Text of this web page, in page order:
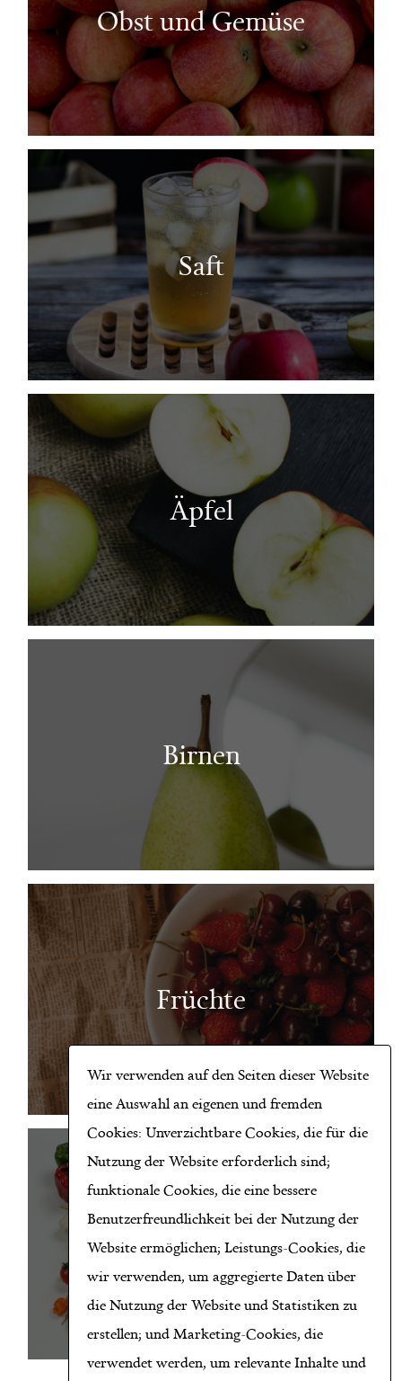
Obst und Gemüse
Saft
Äpfel
Birnen
Früchte
Gemüse
Wir verwenden auf den Seiten dieser Website
eine Auswahl an eigenen und fremden
Cookies: Unverzichtbare Cookies, die für die
Nutzung der Website erforderlich sind;
funktionale Cookies, die eine bessere
Benutzerfreundlichkeit bei der Nutzung der
Website ermöglichen; Leistungs-Cookies, die
wir verwenden, um aggregierte Daten über
die Nutzung der Website und Statistiken zu
erstellen; und Marketing-Cookies, die
verwendet werden, um relevante Inhalte und